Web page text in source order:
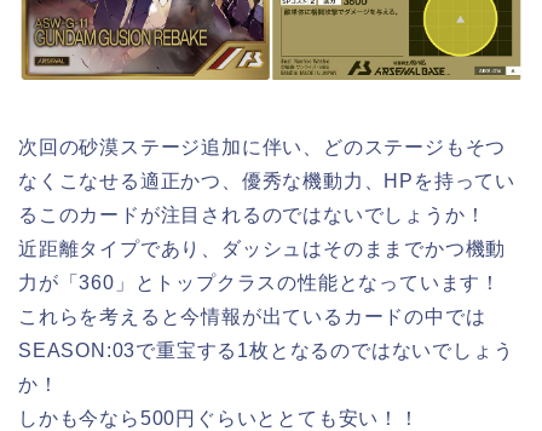
次回の砂漠ステージ追加に伴い、どのステージもそつ
なくこなせる適正かつ、優秀な機動力、HPを持ってい
るこのカードが注目されるのではないでしょうか！
近距離タイプであり、ダッシュはそのままでかつ機動
力が「360」とトップクラスの性能となっています！
これらを考えると今情報が出ているカードの中では
SEASON:03で重宝する1枚となるのではないでしょう
か！
しかも今なら500円ぐらいととても安い！！